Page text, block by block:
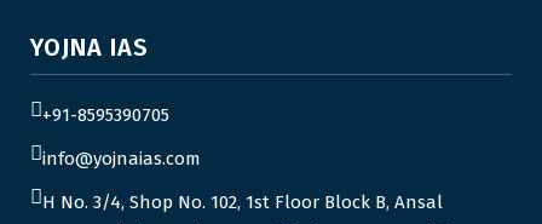
YOJNA IAS
+91-8595390705
info@yojnaias.com
H No. 3/4, Shop No. 102, 1st Floor Block B, Ansal